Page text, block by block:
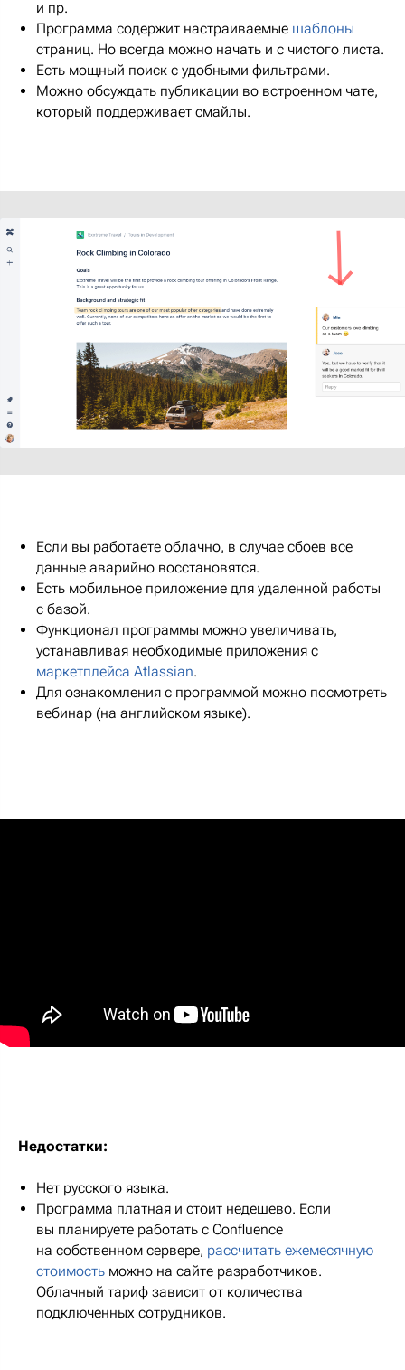
и пр.
Программа содержит настраиваемые шаблоны
страниц. Но всегда можно начать и с чистого листа.
Есть мощный поиск с удобными фильтрами.
Можно обсуждать публикации во встроенном чате,
который поддерживает смайлы.
Если вы работаете облачно, в случае сбоев все
данные аварийно восстановятся.
Есть мобильное приложение для удаленной работы
с базой.
Функционал программы можно увеличивать,
устанавливая необходимые приложения с
маркетплейса Atlassian.
Для ознакомления с программой можно посмотреть
вебинар (на английском языке).
Недостатки:
Нет русского языка.
Программа платная и стоит недешево. Если
вы планируете работать с Confluence
на собственном сервере, рассчитать ежемесячную
стоимость можно на сайте разработчиков.
Облачный тариф зависит от количества
подключенных сотрудников.